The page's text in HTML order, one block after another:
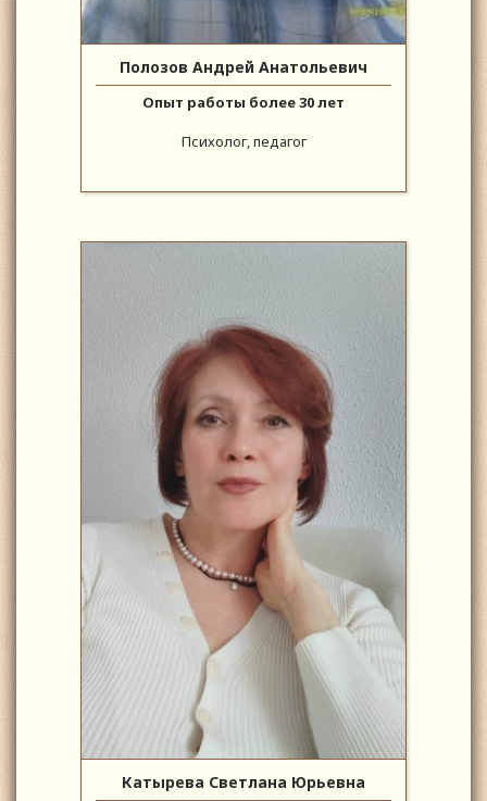
Полозов Андрей Анатольевич
Опыт работы более 30 лет
Психолог, педагог
Катырева Светлана Юрьевна